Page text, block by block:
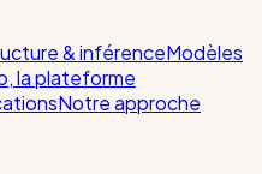
& inférenceModèles
la plateforme
Notre approche